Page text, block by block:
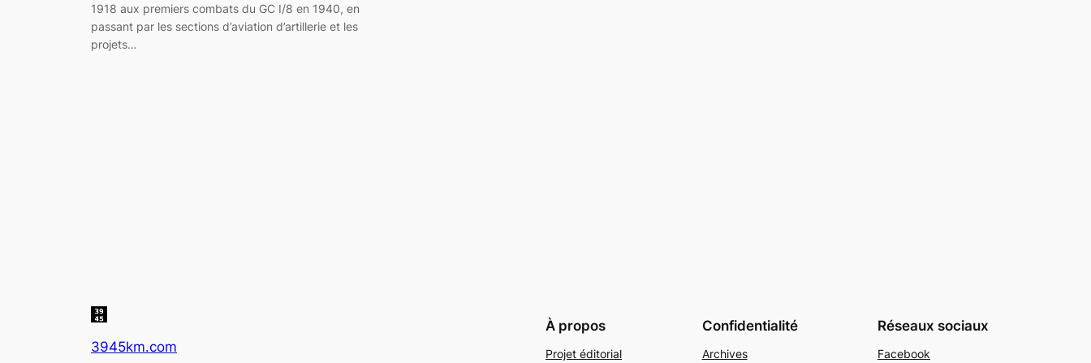
1918 aux premiers combats du GC I/8 en 1940, en
passant par les sections d’aviation d’artillerie et les
projets…
3945km.com
À propos
Projet éditorial
Confidentialité
Archives
Réseaux sociaux
Facebook